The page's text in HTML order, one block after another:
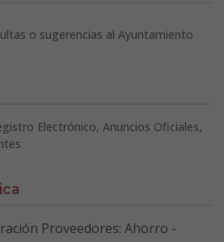
o sugerencias al Ayuntamiento
Electrónico, Anuncios Oficiales,
Proveedores: Ahorro -